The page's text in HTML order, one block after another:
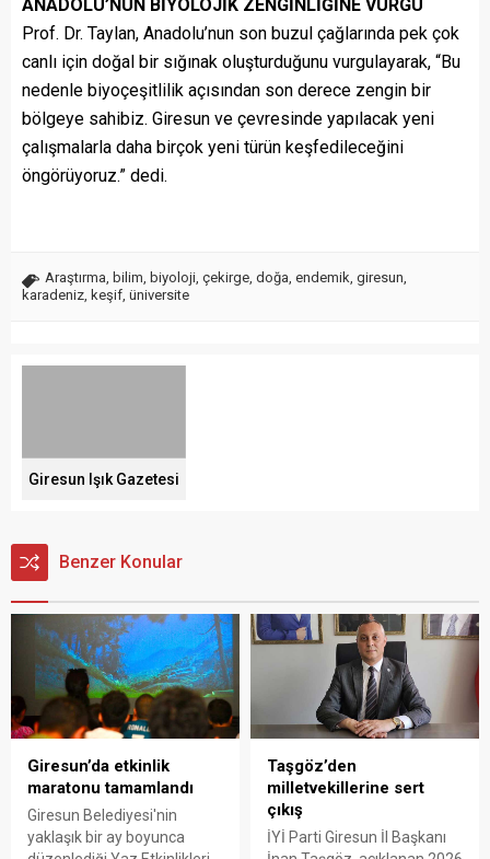
ANADOLU’NUN BİYOLOJİK ZENGİNLİĞİNE VURGU
Prof. Dr. Taylan, Anadolu’nun son buzul çağlarında pek çok
canlı için doğal bir sığınak oluşturduğunu vurgulayarak, “Bu
nedenle biyoçeşitlilik açısından son derece zengin bir
bölgeye sahibiz. Giresun ve çevresinde yapılacak yeni
çalışmalarla daha birçok yeni türün keşfedileceğini
öngörüyoruz.” dedi.
Araştırma, bilim, biyoloji, çekirge, doğa, endemik, giresun,
karadeniz, keşif, üniversite
Giresun Işık Gazetesi
Benzer Konular
Giresun’da etkinlik
maratonu tamamlandı
Giresun Belediyesi'nin
yaklaşık bir ay boyunca
Taşgöz’den
milletvekillerine sert
çıkış
İYİ Parti Giresun İl Başkanı